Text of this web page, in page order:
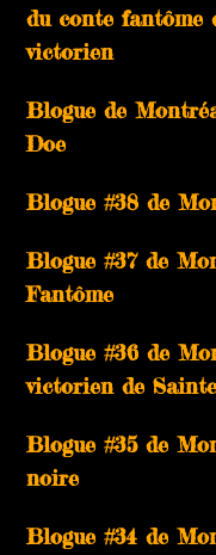
du conte fantôme
victorien
Blogue de
Doe
Blogue #38 de
Blogue #37 de
Fantôme
Blogue #36 de
victorien de
Blogue #35 de
noire
Blogue #34 de